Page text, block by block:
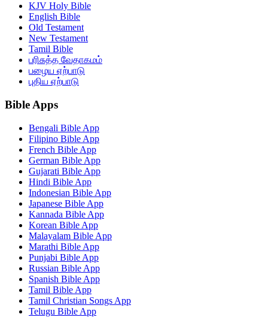
KJV Holy Bible
English Bible
Old Testament
New Testament
Tamil Bible
பரிசுத்த வேதாகமம்
பழைய ஏற்பாடு
புதிய ஏற்பாடு
Bible Apps
Bengali Bible App
Filipino Bible App
French Bible App
German Bible App
Gujarati Bible App
Hindi Bible App
Indonesian Bible App
Japanese Bible App
Kannada Bible App
Korean Bible App
Malayalam Bible App
Marathi Bible App
Punjabi Bible App
Russian Bible App
Spanish Bible App
Tamil Bible App
Tamil Christian Songs App
Telugu Bible App